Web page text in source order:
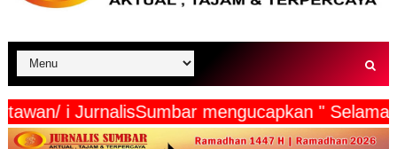
Wartawan/ i JurnalisSumbar mengucapkan "